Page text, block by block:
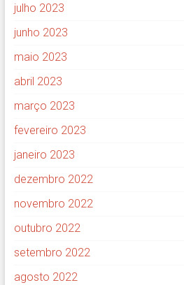
julho 2023
junho 2023
maio 2023
abril 2023
março 2023
fevereiro 2023
janeiro 2023
dezembro 2022
novembro 2022
outubro 2022
setembro 2022
agosto 2022